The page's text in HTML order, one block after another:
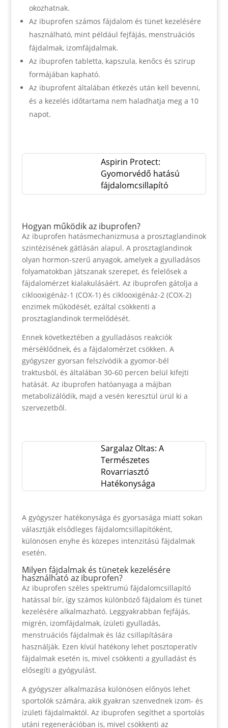
okozhatnak.
Az ibuprofen számos fájdalom és tünet kezelésére
használható, mint például fejfájás, menstruációs
fájdalmak, izomfájdalmak.
Az ibuprofen tabletta, kapszula, kenőcs és szirup
formájában kapható.
Az ibuprofent általában étkezés után kell bevenni,
és a kezelés időtartama nem haladhatja meg a 10
napot.
Aspirin Protect:
Gyomorvédő hatású
fájdalomcsillapító
Hogyan működik az ibuprofen?
Az ibuprofen hatásmechanizmusa a prosztaglandinok
szintézisének gátlásán alapul. A prosztaglandinok
olyan hormon-szerű anyagok, amelyek a gyulladásos
folyamatokban játszanak szerepet, és felelősek a
fájdalomérzet kialakulásáért. Az ibuprofen gátolja a
ciklooxigénáz-1 (COX-1) és ciklooxigénáz-2 (COX-2)
enzimek működését, ezáltal csökkenti a
prosztaglandinok termelődését.
Ennek következtében a gyulladásos reakciók
mérséklődnek, és a fájdalomérzet csökken. A
gyógyszer gyorsan felszívódik a gyomor-bél
traktusból, és általában 30-60 percen belül kifejti
hatását. Az ibuprofen hatóanyaga a májban
metabolizálódik, majd a vesén keresztül ürül ki a
szervezetből.
Sargalaz Oltas: A
Természetes
Rovarriasztó
Hatékonysága
A gyógyszer hatékonysága és gyorsasága miatt sokan
választják elsődleges fájdalomcsillapítóként,
különösen enyhe és közepes intenzitású fájdalmak
esetén.
Milyen fájdalmak és tünetek kezelésére
használható az ibuprofen?
Az ibuprofen széles spektrumú fájdalomcsillapító
hatással bír, így számos különböző fájdalom és tünet
kezelésére alkalmazható. Leggyakrabban fejfájás,
migrén, izomfájdalmak, ízületi gyulladás,
menstruációs fájdalmak és láz csillapítására
használják. Ezen kívül hatékony lehet posztoperatív
fájdalmak esetén is, mivel csökkenti a gyulladást és
elősegíti a gyógyulást.
A gyógyszer alkalmazása különösen előnyös lehet
sportolók számára, akik gyakran szenvednek izom- és
ízületi fájdalmaktól. Az ibuprofen segíthet a sportolás
utáni regenerációban is, mivel csökkenti az